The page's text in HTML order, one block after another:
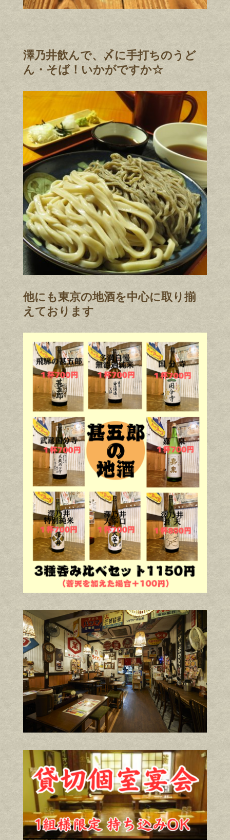
澤乃井飲んで、〆に手打ちのうど
ん・そば！いかがですか☆
他にも東京の地酒を中心に取り揃
えております